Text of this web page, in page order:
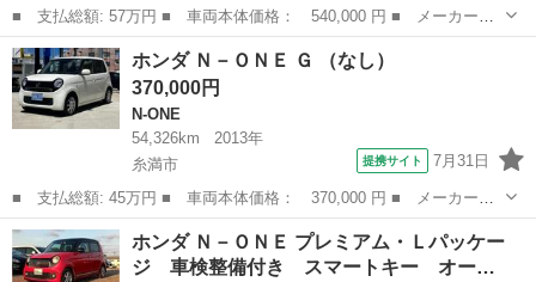
■ 支払総額: 57万円 ■ 車両本体価格： 540,000 円 ■ メーカー
名： ホンダ ■ 車種名： Ｎ－ＯＮＥ ■ グレード名： プレミア
ム バックカメラ Ｂｌｕｅｔｏｏｔｈ ワンセグＴＶ ■ 排気
量： 660cc ...
沖縄 名護市 N-ONE
ホンダ Ｎ－ＯＮＥ Ｇ （なし）
370,000円
N-ONE
54,326km
2013年
糸満市
提携サイト 7月31日
■ 支払総額: 45万円 ■ 車両本体価格： 370,000 円 ■ メーカー
名： ホンダ ■ 車種名： Ｎ－ＯＮＥ ■ グレード名： Ｇ ■ 排
気量： 660cc ■ ドア枚数： 5D ■ ミッション： インパネAT ■...
沖縄 糸満市 N-ONE
ホンダ Ｎ－ＯＮＥ プレミアム・Ｌパッケー
ジ 車検整備付き スマートキー オー…